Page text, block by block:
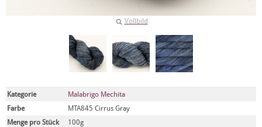
Vollbild
Kategorie
Malabrigo Mechita
Farbe
MTA845 Cirrus Gray
Menge pro Stück
100g